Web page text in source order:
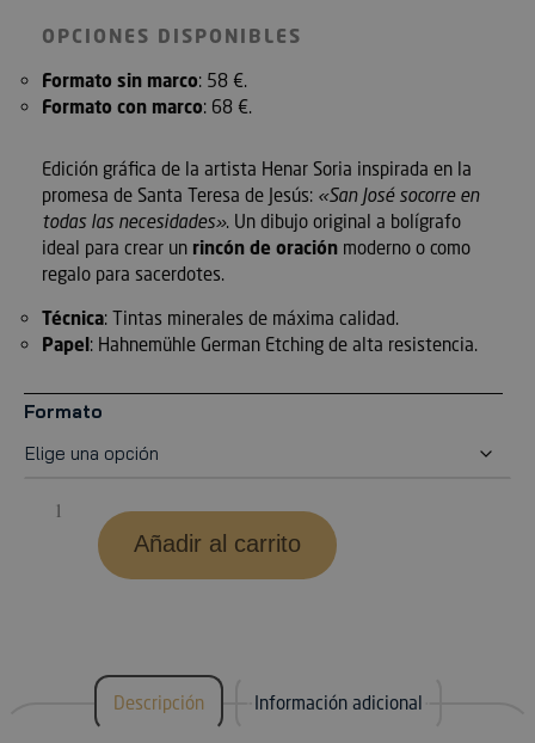
OPCIONES DISPONIBLES
Formato sin marco: 58 €.
Formato con marco: 68 €.
Edición gráfica de la artista Henar Soria inspirada en la
promesa de Santa Teresa de Jesús: «San José socorre en
todas las necesidades». Un dibujo original a bolígrafo
ideal para crear un rincón de oración moderno o como
regalo para sacerdotes.
Técnica: Tintas minerales de máxima calidad.
Papel: Hahnemühle German Etching de alta resistencia.
Formato
Añadir al carrito
Descripción Información adicional